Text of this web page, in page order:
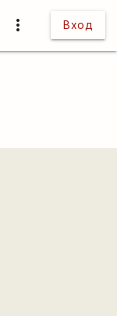
more_vert Вход